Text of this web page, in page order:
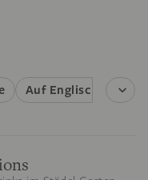
Auf Englisch